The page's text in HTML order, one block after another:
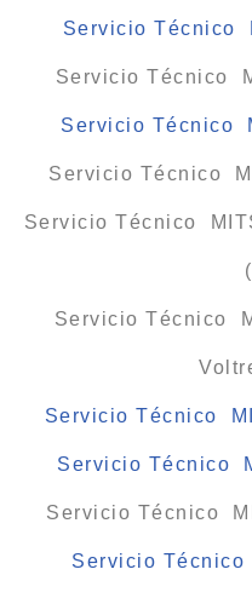
Servicio Técnico
Servicio Técnico
Servicio Técnico
Servicio Técnico
Servicio Técnico
Servicio Técnico
Servicio Técnico
Servicio Técnico
Servicio Técnico
Servicio